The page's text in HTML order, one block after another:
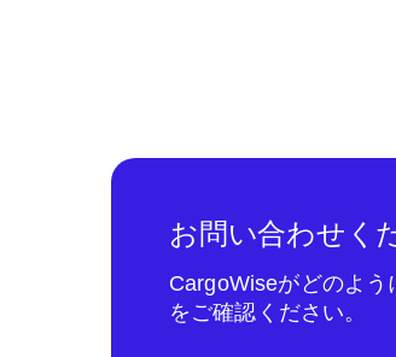
お問い合わせく
CargoWiseがどのよ
をご確認ください。